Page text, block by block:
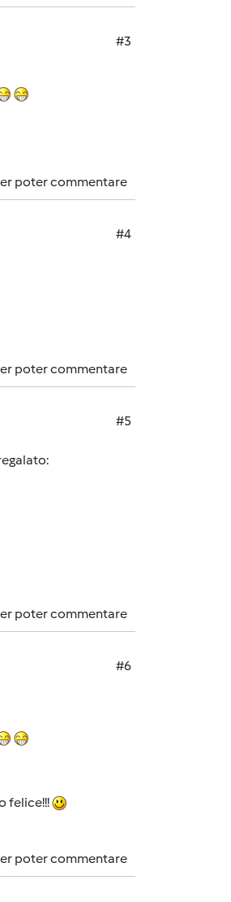
#3
poter commentare
#4
poter commentare
#5
poter commentare
#6
felice!!!
poter commentare